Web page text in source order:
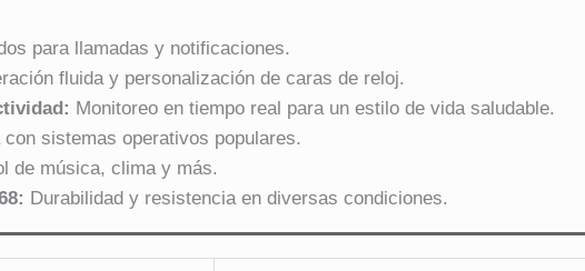
para llamadas y notificaciones.
fluida y personalización de caras de reloj.
Monitoreo en tiempo real para un estilo de vida saludable.
con sistemas operativos populares.
de música, clima y más.
Durabilidad y resistencia en diversas condiciones.